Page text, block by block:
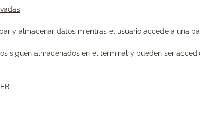
:
y almacenar datos mientras el usuario accede a una
siguen almacenados en el terminal y pueden ser